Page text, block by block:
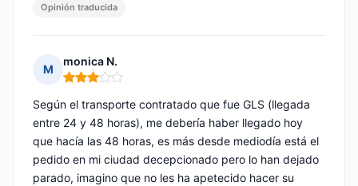
Opinión traducida
M
monica N.
Nota: 3 de 5
Según el transporte contratado que fue GLS (llegada
entre 24 y 48 horas), me debería haber llegado hoy
que hacía las 48 horas, es más desde mediodía está el
pedido en mi ciudad decepcionado pero lo han dejado
parado, imagino que no les ha apetecido hacer su